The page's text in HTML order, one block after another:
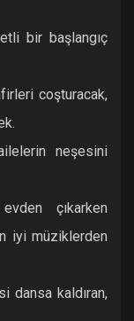
bir başlangıç
coşturacak,
neşesini
çıkarken
iyi müziklerden
dansa kaldıran,